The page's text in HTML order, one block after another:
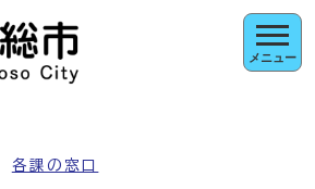
メニュー
各課の窓口